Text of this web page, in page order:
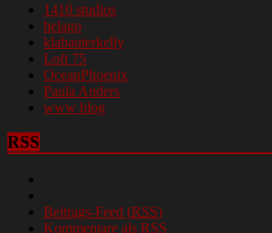
1410 studios
helago
klabauterkelly
Loft 75
OceanPhoenix
Paula Anders
www blog
RSS
Beitrags-Feed (RSS)
Kommentare als RSS